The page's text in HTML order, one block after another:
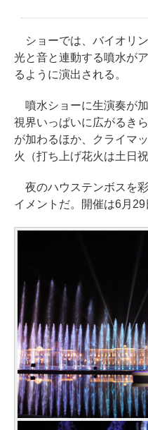
ショーでは、バイオリン
光と音と連動する噴水が
るように演出される。
噴水ショーに生演奏が加
視界いっぱいに広がるき
が加わるほか、クライマ
火（打ち上げ花火は土日
夜のハウステンボスを
イメントだ。開催は6月29